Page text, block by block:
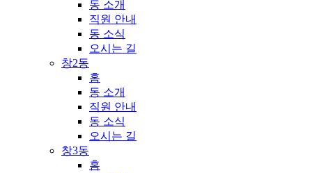
동 소개
직원 안내
동 소식
오시는 길
창2동
홈
동 소개
직원 안내
동 소식
오시는 길
창3동
홈